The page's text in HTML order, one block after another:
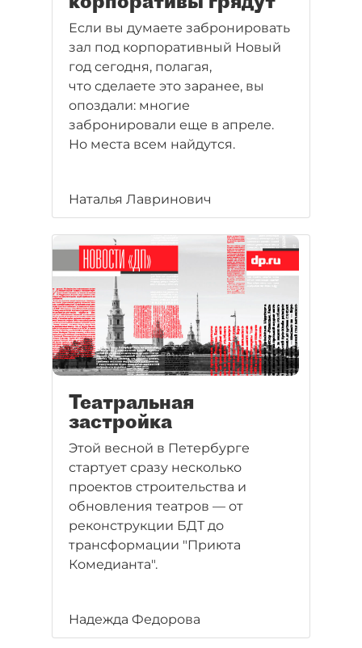
Если вы думаете забронировать
зал под корпоративный Новый
год сегодня, полагая,
что сделаете это заранее, вы
опоздали: многие
забронировали еще в апреле.
Но места всем найдутся.
Наталья Лавринович
Театральная
застройка
Этой весной в Петербурге
стартует сразу несколько
проектов строительства и
обновления театров — от
реконструкции БДТ до
трансформации "Приюта
Комедианта".
Надежда Федорова